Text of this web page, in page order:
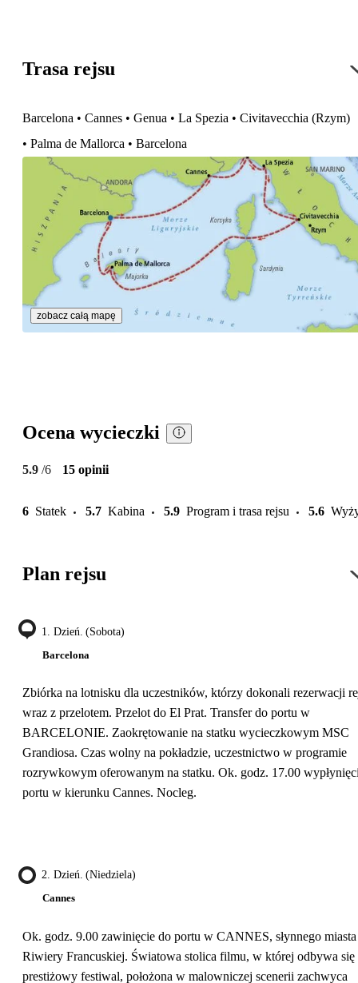
Trasa rejsu
Barcelona • Cannes • Genua • La Spezia • Civitavecchia (Rzym)
• Palma de Mallorca • Barcelona
zobacz całą mapę
Ocena wycieczki
5.9 /6 15 opinii
6 Statek 5.7 Kabina 5.9 Program i trasa rejsu 5.6
Plan rejsu
1. Dzień. (sobota)
Barcelona
Zbiórka na lotnisku dla uczestników, którzy dokonali rezerwacji
wraz z przelotem. Przelot do El Prat. Transfer do portu w
BARCELONIE. Zaokrętowanie na statku wycieczkowym MSC
Grandiosa. Czas wolny na pokładzie, uczestnictwo w programie
rozrywkowym oferowanym na statku. Ok. godz. 17.00
portu w kierunku Cannes. Nocleg.
2. Dzień. (niedziela)
Cannes
Ok. godz. 9.00 zawinięcie do portu w CANNES, słynnego miasta
Riwiery Francuskiej. Światowa stolica filmu, w której odbywa się
prestiżowy festiwal, położona w malowniczej scenerii zachwyca